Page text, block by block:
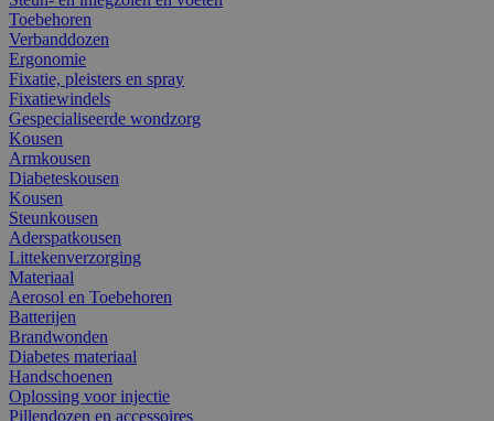
Toebehoren
Verbanddozen
Ergonomie
Fixatie, pleisters en spray
Fixatiewindels
Gespecialiseerde wondzorg
Kousen
Armkousen
Diabeteskousen
Kousen
Steunkousen
Aderspatkousen
Littekenverzorging
Materiaal
Aerosol en Toebehoren
Batterijen
Brandwonden
Diabetes materiaal
Handschoenen
Oplossing voor injectie
Pillendozen en accessoires